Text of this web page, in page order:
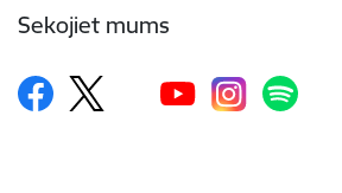
Sekojiet mums